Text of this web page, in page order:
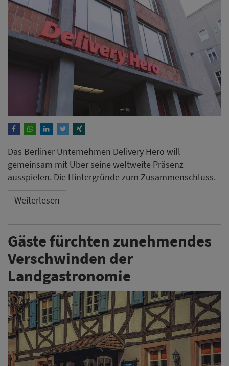
Das Berliner Unternehmen Delivery Hero will
gemeinsam mit Uber seine weltweite Präsenz
ausspielen. Die Hintergründe zum Zusammenschluss.
Weiterlesen
Gäste fürchten zunehmendes
Verschwinden der
Landgastronomie